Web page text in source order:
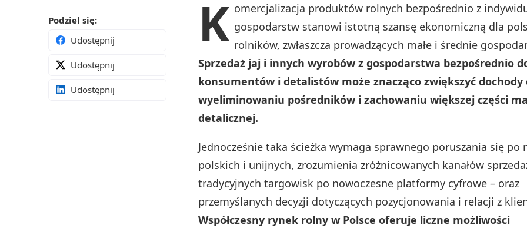
Podziel się:
Udostępnij
Udostępnij
Udostępnij
K omercjalizacja produktów rolnych bezpośrednio z
gospodarstw stanowi istotną szansę ekonomiczną dla
rolników, zwłaszcza prowadzących małe i średnie
Sprzedaż jaj i innych wyrobów z gospodarstwa bezpośrednio
konsumentów i detalistów może znacząco zwiększyć dochody
wyeliminowaniu pośredników i zachowaniu większej części
detalicznej.
Jednocześnie taka ścieżka wymaga sprawnego poruszania się po
polskich i unijnych, zrozumienia zróżnicowanych kanałów
tradycyjnych targowisk po nowoczesne platformy cyfrowe – oraz
przemyślanych decyzji dotyczących pozycjonowania i relacji z
Współczesny rynek rolny w Polsce oferuje liczne możliwości